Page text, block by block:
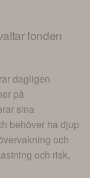
fonden
dagligen
på
sina
behöver ha djup
och
och risk,